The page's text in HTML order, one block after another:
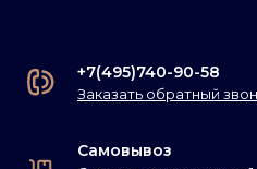
+7(495)740-90-58
Заказать обратный
Самовывоз